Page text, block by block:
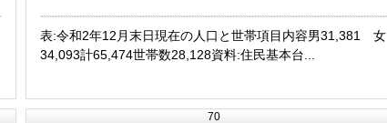
表:令和2年12月末日現在の人口と世帯項目内容男31,381 女
34,093計65,474世帯数28,128資料:住民基本台...
70